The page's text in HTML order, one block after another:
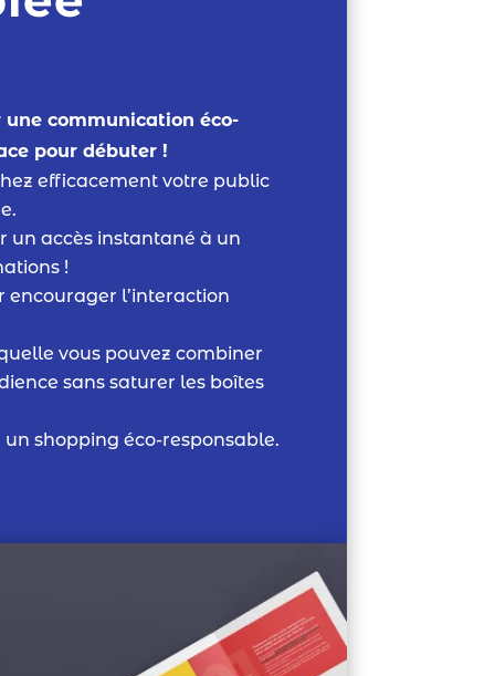
communication éco-
pour débuter !
efficacement votre public
un accès instantané à un
!
encourager l’interaction
vous pouvez combiner
sans saturer les boîtes
shopping éco-responsable.